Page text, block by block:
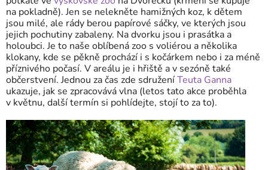
na pokladně). Jen se nelekněte hamižných koz, k dětem
jsou milé, ale rády berou papírové sáčky, ve kterých jsou
jejich pochutiny zabaleny. Na dvorku jsou i prasátka a
holoubci. Je to naše oblíbená zoo s voliérou a několika
klokany, kde se pěkně prochází i s kočárkem nebo i za méně
příznivého počasí. V areálu je i hřiště a v sezóně také
občerstvení. Jednou za čas zde sdruženíTeuta Ganna
ukazuje, jak se zpracovává vlna (letos tato akce proběhla
v květnu, další termín si pohlídejte, stojí to za to).